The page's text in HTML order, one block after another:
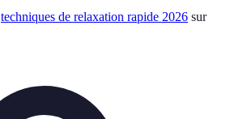
techniques de relaxation rapide 2026 sur